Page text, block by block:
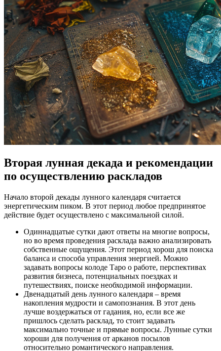
Вторая лунная декада и рекомендации
по осуществлению раскладов
Начало второй декады лунного календаря считается
энергетическим пиком. В этот период любое предпринятое
действие будет осуществлено с максимальной силой.
Одиннадцатые сутки дают ответы на многие вопросы,
но во время проведения расклада важно анализировать
собственные ощущения. Этот период хорош для поиска
баланса и способа управления энергией. Можно
задавать вопросы колоде Таро о работе, перспективах
развития бизнеса, потенциальных поездках и
путешествиях, поиске необходимой информации.
Двенадцатый день лунного календаря – время
накопления мудрости и самопознания. В этот день
лучше воздержаться от гадания, но, если все же
пришлось сделать расклад, то стоит задавать
максимально точные и прямые вопросы. Лунные сутки
хороши для получения от арканов посылов
относительно романтического направления.